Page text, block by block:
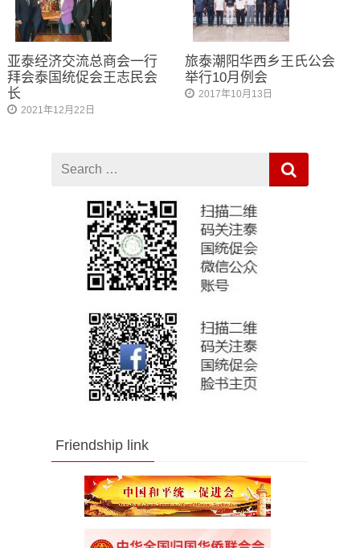
亚泰经济交流总商会一行
拜会泰国统促会王志民会
长
2021年12月22日
旅泰潮阳华西乡王氏公会
举行10月例会
2017年10月13日
for
Friendship link